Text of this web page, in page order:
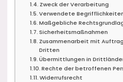
Zweck der Verarbeitung
Verwendete
Maßgebliche
Sicherheitsmaßnahmen
Zusammenarbeit mit
Dritten
Übermittlungen in
Rechte der betroffenen
Widerrufsrecht